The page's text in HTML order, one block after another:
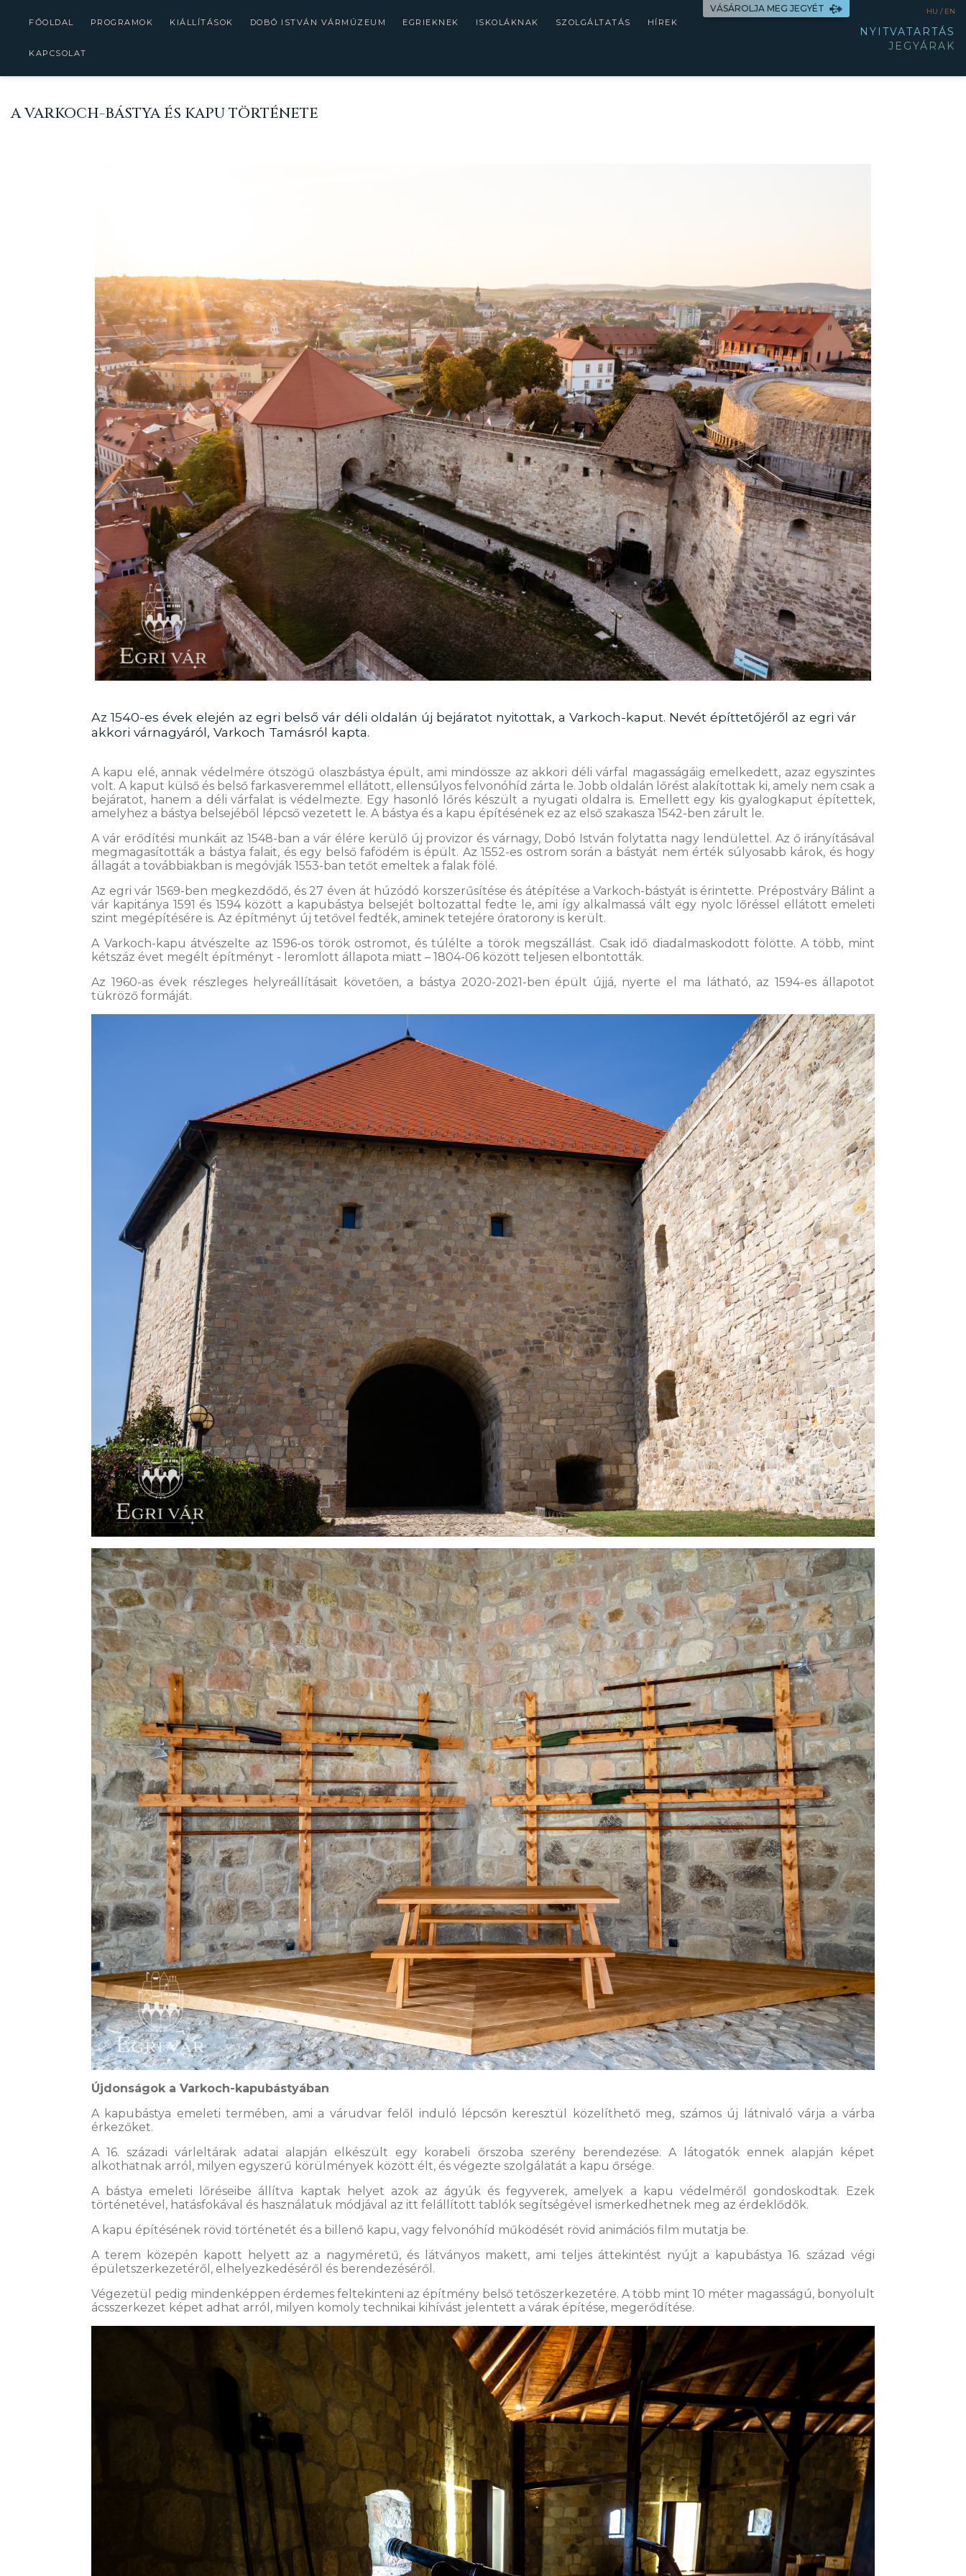
FŐOLDAL PROGRAMOK KIÁLLÍTÁSOK DOBÓ ISTVÁN VÁRMÚZEUM EGRIEKNEK ISKOLÁKNAK SZOLGÁLTATÁS HÍREK
KAPCSOLAT
VÁSÁROLJA MEG JEGYÉT HU / EN
NYITVATARTÁS
JEGYÁRAK
A VARKOCH-BÁSTYA ÉS KAPU TÖRTÉNETE
Az 1540-es évek elején az egri belső vár déli oldalán új bejáratot nyitottak, a Varkoch-kaput. Nevét építtetőjéről az egri vár
akkori várnagyáról, Varkoch Tamásról kapta.
A kapu elé, annak védelmére ötszögű olaszbástya épült, ami mindössze az akkori déli várfal magasságáig emelkedett, azaz egyszintes
volt. A kaput külső és belső farkasveremmel ellátott, ellensúlyos felvonóhíd zárta le. Jobb oldalán lőrést alakítottak ki, amely nem csak a
bejáratot, hanem a déli várfalat is védelmezte. Egy hasonló lőrés készült a nyugati oldalra is. Emellett egy kis gyalogkaput építettek,
amelyhez a bástya belsejéből lépcső vezetett le. A bástya és a kapu építésének ez az első szakasza 1542-ben zárult le.
A vár erődítési munkáit az 1548-ban a vár élére kerülő új provizor és várnagy, Dobó István folytatta nagy lendülettel. Az ő irányításával
megmagasították a bástya falait, és egy belső fafödém is épült. Az 1552-es ostrom során a bástyát nem érték súlyosabb károk, és hogy
állagát a továbbiakban is megóvják 1553-ban tetőt emeltek a falak fölé.
Az egri vár 1569-ben megkezdődő, és 27 éven át húzódó korszerűsítése és átépítése a Varkoch-bástyát is érintette. Prépostváry Bálint a
vár kapitánya 1591 és 1594 között a kapubástya belsejét boltozattal fedte le, ami így alkalmassá vált egy nyolc lőréssel ellátott emeleti
szint megépítésére is. Az építményt új tetővel fedték, aminek tetejére óratorony is került.
A Varkoch-kapu átvészelte az 1596-os török ostromot, és túlélte a török megszállást. Csak idő diadalmaskodott fölötte. A több, mint
kétszáz évet megélt építményt - leromlott állapota miatt – 1804-06 között teljesen elbontották.
Az 1960-as évek részleges helyreállításait követően, a bástya 2020-2021-ben épült újjá, nyerte el ma látható, az 1594-es állapotot
tükröző formáját.
Újdonságok a Varkoch-kapubástyában
A kapubástya emeleti termében, ami a várudvar felől induló lépcsőn keresztül közelíthető meg, számos új látnivaló várja a várba
érkezőket.
A 16. századi várleltárak adatai alapján elkészült egy korabeli őrszoba szerény berendezése. A látogatók ennek alapján képet
alkothatnak arról, milyen egyszerű körülmények között élt, és végezte szolgálatát a kapu őrsége.
A bástya emeleti lőréseibe állítva kaptak helyet azok az ágyúk és fegyverek, amelyek a kapu védelméről gondoskodtak. Ezek
történetével, hatásfokával és használatuk módjával az itt felállított tablók segítségével ismerkedhetnek meg az érdeklődők.
A kapu építésének rövid történetét és a billenő kapu, vagy felvonóhíd működését rövid animációs film mutatja be.
A terem közepén kapott helyett az a nagyméretű, és látványos makett, ami teljes áttekintést nyújt a kapubástya 16. század végi
épületszerkezetéről, elhelyezkedéséről és berendezéséről.
Végezetül pedig mindenképpen érdemes feltekinteni az építmény belső tetőszerkezetére. A több mint 10 méter magasságú, bonyolult
ácsszerkezet képet adhat arról, milyen komoly technikai kihívást jelentett a várak építése, megerődítése.